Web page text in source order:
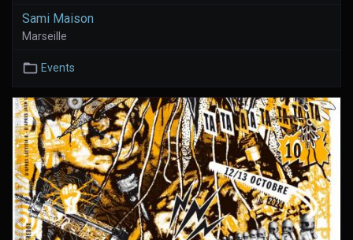
Sami Maison
Marseille
Events